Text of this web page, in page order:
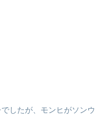
したが、モンヒがソンウ